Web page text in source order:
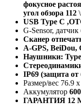
фокусное
угол обзора 112 \
USB Type C
G-Sensor,
Сканер
A-GPS, BeiDou,
Наушники:
IP69 (защита от
Размер/вес 76.9
Аккумулятор
ГАРАНТИЯ 12